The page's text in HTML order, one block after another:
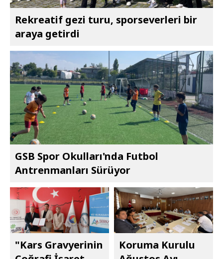
Rekreatif gezi turu, sporseverleri bir
araya getirdi
GSB Spor Okulları'nda Futbol
Antrenmanları Sürüyor
"Kars Gravyerinin
Koruma Kurulu